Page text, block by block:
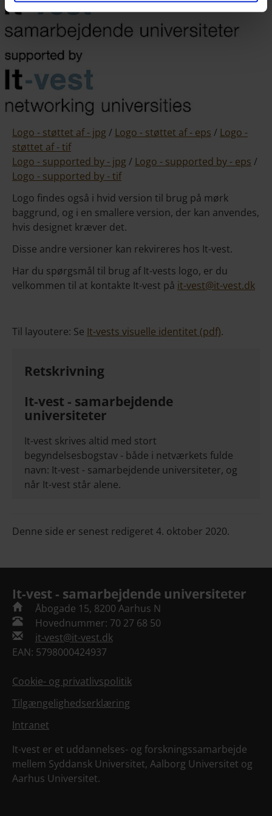
Logo - støttet af - jpg / Logo - støttet af - eps / Logo -
støttet af - tif
Logo - supported by - jpg / Logo - supported by - eps /
Logo - supported by - tif
Logo findes også i hvid version til brug på mørk
baggrund, og i en smallere version, der kan anvendes,
hvis designet kræver det.
Disse andre versioner kan rekvireres hos It-vest.
Har du spørgsmål til brug af It-vests logo, er du
velkommen til at kontakte It-vest på it-vest@it-vest.dk
Til layoutere: Se It-vests visuelle identitet (pdf).
Retskrivning
It-vest - samarbejdende
universiteter
It-vest skrives altid med stort
begyndelsesbogstav - både i netværkets fulde
navn: It-vest - samarbejdende universiteter, og
når It-vest står alene.
Denne side er senest redigeret 4. oktober 2020.
It-vest - samarbejdende universiteter
Åbogade 15, 8200 Aarhus N
Hovednummer: 70 27 68 50
it-vest@it-vest.dk
EAN: 5798000424937
Cookie- og privatlivspolitik
Tilgængelighedserklæring
Intranet
It-vest er et uddannelses- og forskningssamarbejde
mellem Syddansk Universitet, Aalborg Universitet og
Aarhus Universitet.